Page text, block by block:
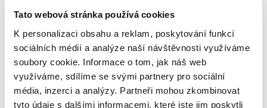
Tato webová stránka používá cookies
K personalizaci obsahu a reklam, poskytování funkcí
sociálních médií a analýze naší návštěvnosti využíváme
soubory cookie. Informace o tom, jak náš web
využíváme, sdílíme se svými partnery pro sociální
média, inzerci a analýzy. Partneři mohou zkombinovat
tyto údaje s dalšími informacemi, které jste jim poskytli
multiperforace
předtištěná titulní stránka pro snadný popis
založeného obsahu
formát A4
různobarevné stránky
Informace o produktu